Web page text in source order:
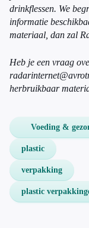
drinkflessen. We
informatie
materiaal, dan zal
Heb je een vraag
herbruikbaar
Voeding &
plastic
verpakking
plastic